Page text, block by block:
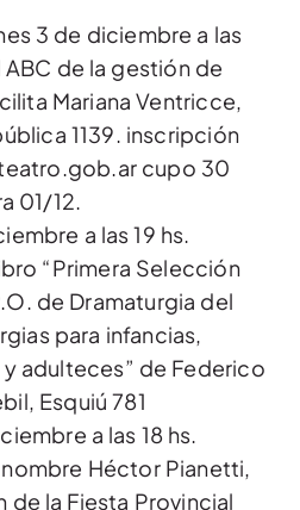
3 de diciembre a las
ABC de la gestión de
Mariana Ventricce,
1139. inscripción
cupo 30
01/12.
a las 19 hs.
“Primera Selección
de Dramaturgia del
para infancias,
adulteces” de Federico
Esquiú 781
a las 18 hs.
Héctor Pianetti,
de la Fiesta Provincial